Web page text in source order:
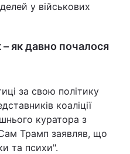
у військових
як давно почалося
за свою політику
коаліції
куратора з
Трамп заявляв, що
та психи".